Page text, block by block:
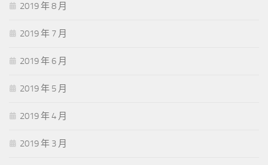
2019 年 8 月
2019 年 7 月
2019 年 6 月
2019 年 5 月
2019 年 4 月
2019 年 3 月